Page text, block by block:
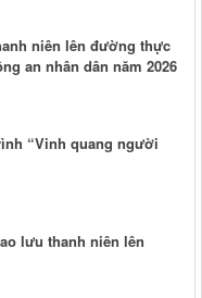
niên lên đường thực
an nhân dân năm 2026
“Vinh quang người
lưu thanh niên lên